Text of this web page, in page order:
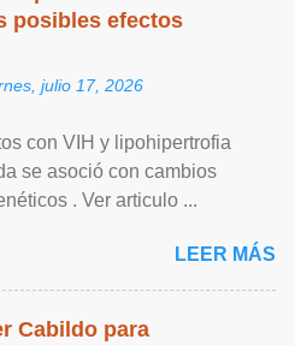
posibles efectos
julio 17, 2026
con VIH y lipohipertrofia
se asoció con cambios
. Ver articulo ...
LEER MÁS
Cabildo para